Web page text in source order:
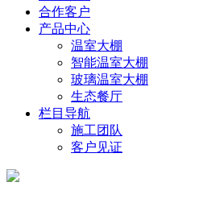
合作客户
产品中心
温室大棚
智能温室大棚
玻璃温室大棚
生态餐厅
栏目导航
施工团队
客户见证